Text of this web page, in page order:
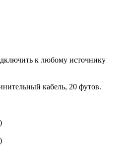
к любому источнику
кабель, 20 футов.